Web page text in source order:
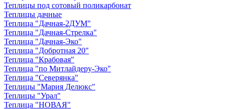
Теплицы под сотовый поликарбонат
Теплицы дачные
Теплица "Дачная-2ДУМ"
Теплица "Дачная-Стрелка"
Теплица "Дачная-Эко"
Теплица "Добротная 20"
Теплица "Крабовая"
Теплица "по Митлайдеру-Эко"
Теплица "Северянка"
Теплицы "Мария Делюкс"
Теплицы "Урал"
Теплица "НОВАЯ"